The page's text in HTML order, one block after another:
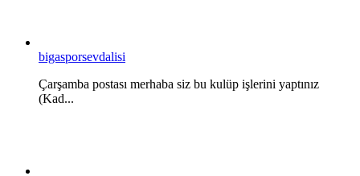
bigasporsevdalisi
Çarşamba postası merhaba siz bu kulüp işlerini yaptınız
(Kad...